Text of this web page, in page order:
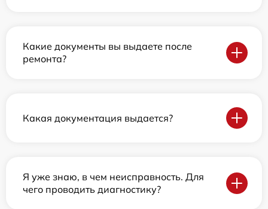
Какие документы вы выдаете после
ремонта?
Какая документация выдается?
Я уже знаю, в чем неисправность. Для
чего проводить диагностику?